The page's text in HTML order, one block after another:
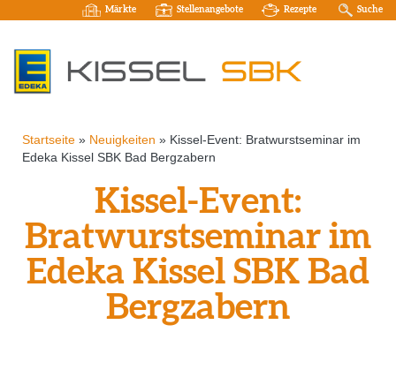
Märkte Stellenangebote Rezepte Suche
Startseite » Neuigkeiten » Kissel-Event: Bratwurstseminar im
Edeka Kissel SBK Bad Bergzabern
Kissel-Event:
Bratwurstseminar im
Edeka Kissel SBK Bad
Bergzabern